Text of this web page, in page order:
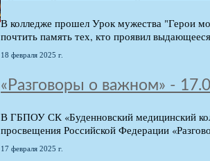
В колледже прошел Урок мужества "Герои
почтить память тех, кто проявил
18 февраля 2025 г.
«Разговоры о важном» -
В ГБПОУ СК «Буденновский медицинский
просвещения Российской Федерации
17 февраля 2025 г.